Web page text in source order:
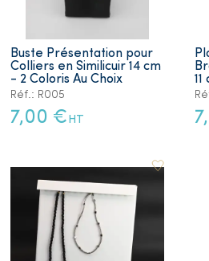
Buste Présentation pour
Colliers en Similicuir 14 cm
- 2 Coloris Au Choix
Réf.: R005
7,00 € HT